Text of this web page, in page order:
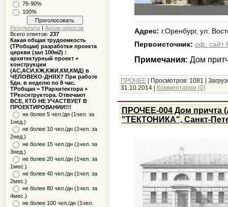
76-90%
100%
Результаты |Архив опросов
Всего ответов:237
Какая общая трудоемкость
(ТРобщая) разработки проекта
церкви (зал 100м2) :
архитектурный проект +
конструкции
(АС,АСИ,КЖ,КЖИ,КМ,КМД) в
ЧЕЛОВЕКО-ДНЯХ? При работе
5дн. в неделю по 8 час.
ТРобщая = ТРархитектора +
ТРкоснтруктора. Отвечают
ВСЕ, КТО НЕ УЧАСТВУЕТ В
ПРОЕКТИРОВАНИИ!!!
не более 5 чел./дн (1чел. за
1нед.)
не более 10 чел./дн (1чел. за
2нед.)
не более 15 чел./дн (1чел. за
3нед.)
не более 20 чел./дн (1чел. за
1мес.)
не более 40 чел./дн (1чел. за
2мес.)
не более 80 чел./дн (1чел. за
4мес.)
не более 100 чел./дн (1чел.
Адрес: г.Оренбург, ул.
Первоисточник: оф.
Примечания: Дом
ПРОЧЕЕ| Просмотров: 1081
31.10.2014
Комментарии (0)
ПРОЧЕЕ-004 Дом причта
"ТЕКТОНИКА", Санкт-